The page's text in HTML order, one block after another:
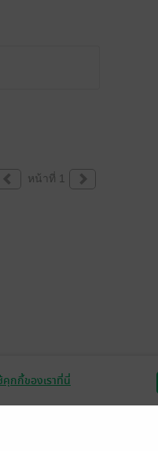
หน้าที่ 1
สมัครขายอีบุ๊ก
คุกกี้ของเราที่นี่